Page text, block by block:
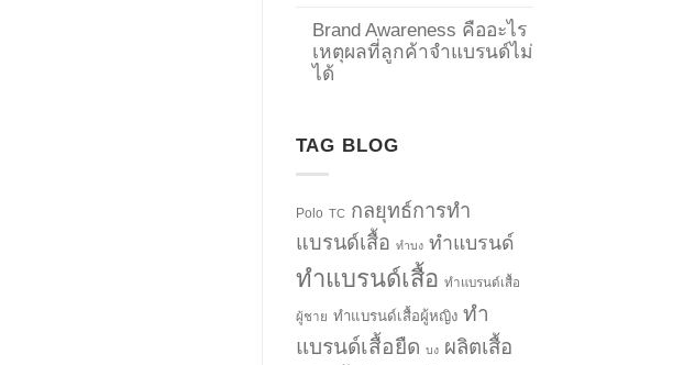
Brand Awareness คืออะไร
เหตุผลที่ลูกค้าจำแบรนด์ไม่
ได้
TAG BLOG
Polo TC กลยุทธ์การทำ
แบรนด์เสื้อ ทำบง ทำแบรนด์
ทำแบรนด์เสื้อ ทำแบรนด์เสื้อ
ผู้ชาย ทำแบรนด์เสื้อผู้หญิง ทำ
แบรนด์เสื้อยืด บง ผลิตเสื้อ